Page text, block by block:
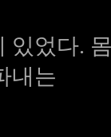
있었다.
내는